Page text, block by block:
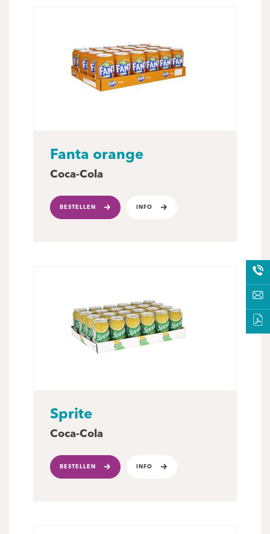
Fanta orange
Coca-Cola
BESTELLEN INFO
Sprite
Coca-Cola
BESTELLEN INFO